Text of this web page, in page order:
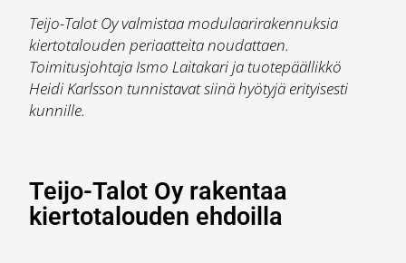
Teijo-Talot Oy valmistaa modulaarirakennuksia
kiertotalouden periaatteita noudattaen.
Toimitusjohtaja Ismo Laitakari ja tuotepäällikkö
Heidi Karlsson tunnistavat siinä hyötyjä erityisesti
kunnille.
Teijo-Talot Oy rakentaa
kiertotalouden ehdoilla